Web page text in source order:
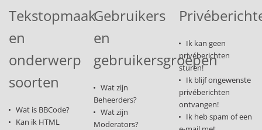
Tekstopmaak
en
onderwerp
soorten
Wat is BBCode?
Kan ik HTML
Gebruikers
en
gebruikersgroepen
Wat zijn
Beheerders?
Wat zijn
Moderators?
Ik kan geen
privéberichten
sturen!
Ik blijf ongewenste
privéberichten
ontvangen!
Ik heb spam of een